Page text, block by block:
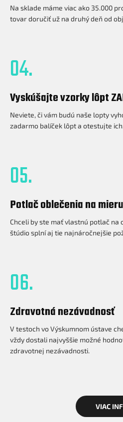
Na sklade máme viac ako 35.000
tovar doručiť už na druhý deň od
04.
Vyskúšajte vzorky lôpt
Neviete, či vám budú naše lopty
zadarmo balíček lôpt a otestujte ich.
05.
Potlač oblečenia na mieru
Chceli by ste mať vlastnú potlač na
štúdio splní aj tie najnáročnejšie
06.
Zdravotná nezávadnosť
V testoch vo Výskumnom ústave
vždy dostali najvyššie možné
zdravotnej nezávadnosti.
VIAC